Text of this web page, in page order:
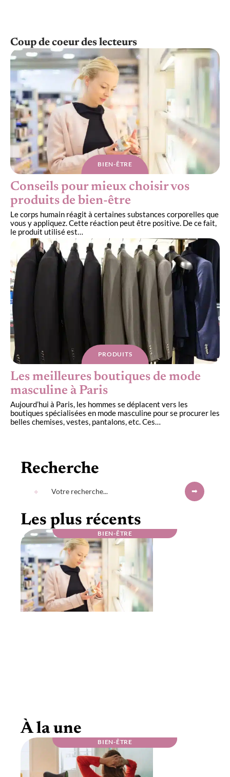
Coup de coeur des lecteurs
BIEN-ÊTRE
Conseils pour mieux choisir vos
produits de bien-être
Le corps humain réagit à certaines substances corporelles que
vous y appliquez. Cette réaction peut être positive. De ce fait,
le produit utilisé est…
PRODUITS
Les meilleures boutiques de mode
masculine à Paris
Aujourd’hui à Paris, les hommes se déplacent vers les
boutiques spécialisées en mode masculine pour se procurer les
belles chemises, vestes, pantalons, etc. Ces
Recherche
Les plus récents
BIEN-ÊTRE
PRODUITS
À la une
BIEN-ÊTRE